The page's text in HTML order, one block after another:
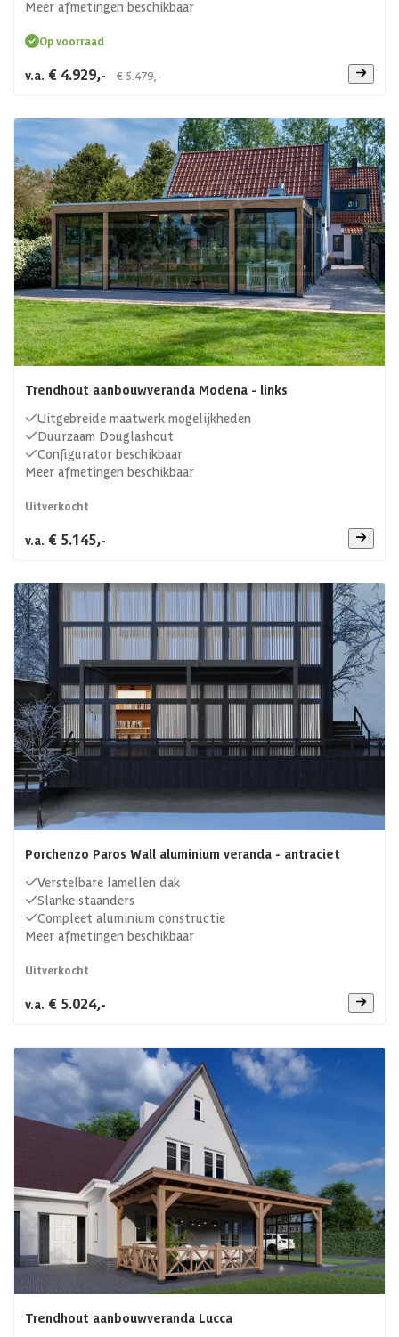
Meer afmetingen beschikbaar
Op voorraad
v.a. € 4.929,- € 5.479,-
Trendhout aanbouwveranda Modena - links
Uitgebreide maatwerk mogelijkheden
Duurzaam Douglashout
Configurator beschikbaar
Meer afmetingen beschikbaar
Uitverkocht
v.a. € 5.145,-
Porchenzo Paros Wall aluminium veranda - antraciet
Verstelbare lamellen dak
Slanke staanders
Compleet aluminium constructie
Meer afmetingen beschikbaar
Uitverkocht
v.a. € 5.024,-
Trendhout aanbouwveranda Lucca